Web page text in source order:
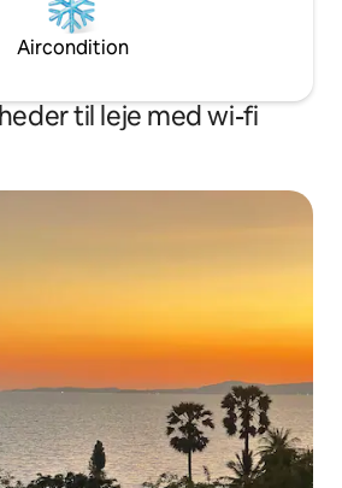
Aircondition
til leje med wi-fi